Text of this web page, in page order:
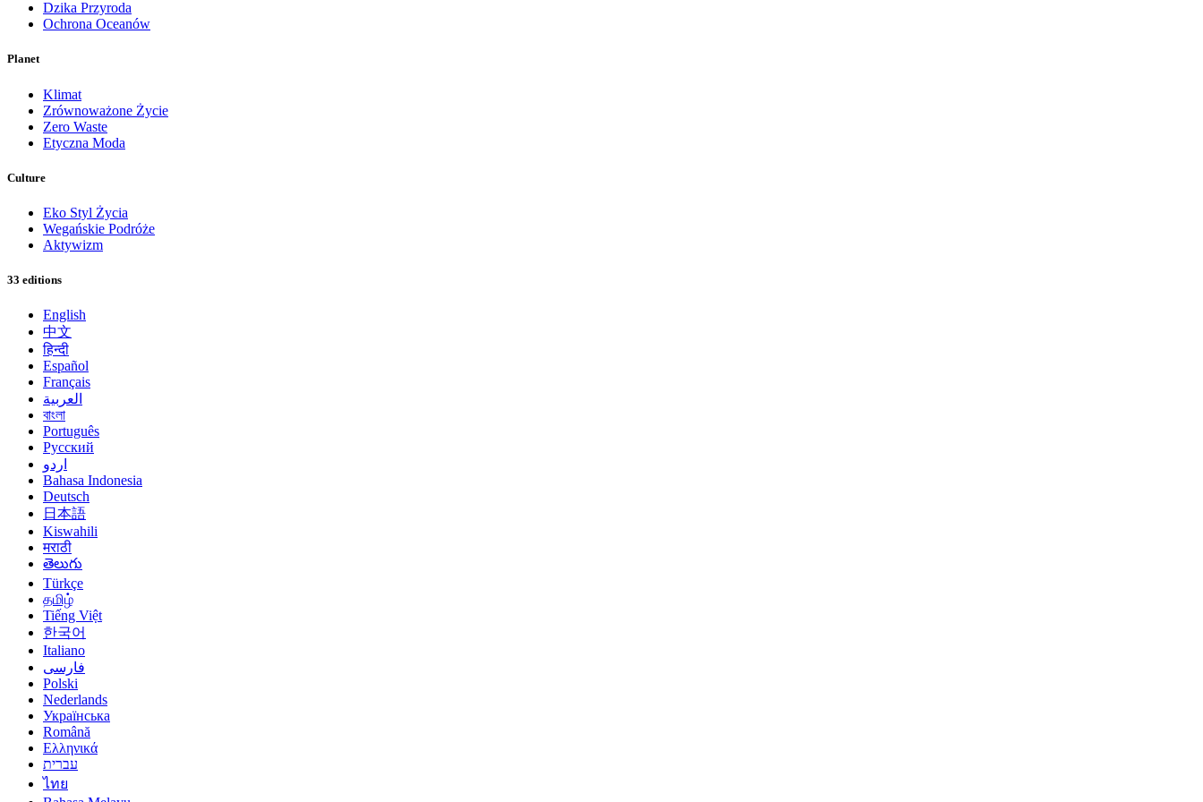
Dzika Przyroda
Ochrona Oceanów
Planet
Klimat
Zrównoważone Życie
Zero Waste
Etyczna Moda
Culture
Eko Styl Życia
Wegańskie Podróże
Aktywizm
33 editions
English
中文
हिन्दी
Español
Français
العربية
বাংলা
Português
Русский
اردو
Bahasa Indonesia
Deutsch
日本語
Kiswahili
मराठी
తెలుగు
Türkçe
தமிழ்
Tiếng Việt
한국어
Italiano
فارسی
Polski
Nederlands
Українська
Română
Ελληνικά
עברית
ไทย